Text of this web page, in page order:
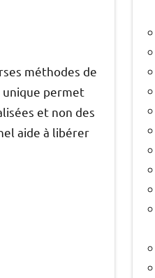
méthodes de
unique permet
et non des
aide à libérer